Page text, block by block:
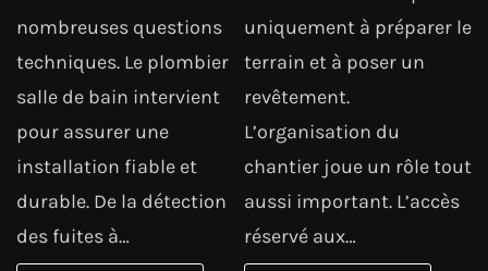
nombreuses questions
techniques. Le plombier
salle de bain intervient
pour assurer une
installation fiable et
durable. De la détection
des fuites à…
uniquement à préparer le
terrain et à poser un
revêtement.
L’organisation du
chantier joue un rôle tout
aussi important. L’accès
réservé aux…